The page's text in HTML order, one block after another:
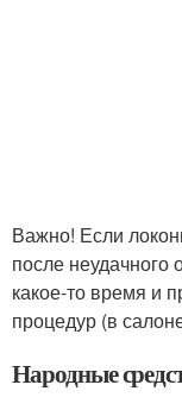
Важно! Если
после
какое-то время и
процедур (в
Народные